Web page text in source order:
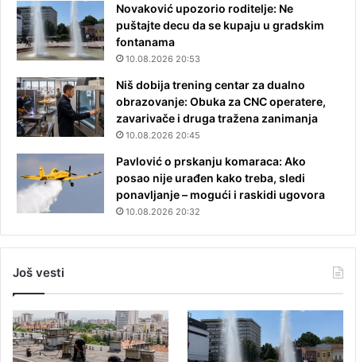
Novaković upozorio roditelje: Ne
puštajte decu da se kupaju u gradskim
fontanama
10.08.2026 20:53
Niš dobija trening centar za dualno
obrazovanje: Obuka za CNC operatere,
zavarivače i druga tražena zanimanja
10.08.2026 20:45
Pavlović o prskanju komaraca: Ako
posao nije urađen kako treba, sledi
ponavljanje – mogući i raskidi ugovora
10.08.2026 20:32
Još vesti